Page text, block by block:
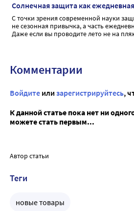
Солнечная защита как
С точки зрения современной науки
не сезонная привычка, а часть
Даже если вы проводите лето не на
Комментарии
Войдите или зарегистрируйтесь,
К данной статье пока нет ни
можете стать первым...
Автор статьи
Теги
новые товары